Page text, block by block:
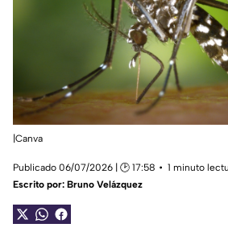
|Canva
Publicado 06/07/2026 | 🕑 17:58
1 minuto
Escrito por: Bruno Velázquez